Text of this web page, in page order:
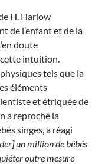
H. Harlow
de l’enfant et de la
doute
intuition.
tels que la
éléments
et étriquée de
a reproché la
singes, a réagi
un million de bébés
outre mesure